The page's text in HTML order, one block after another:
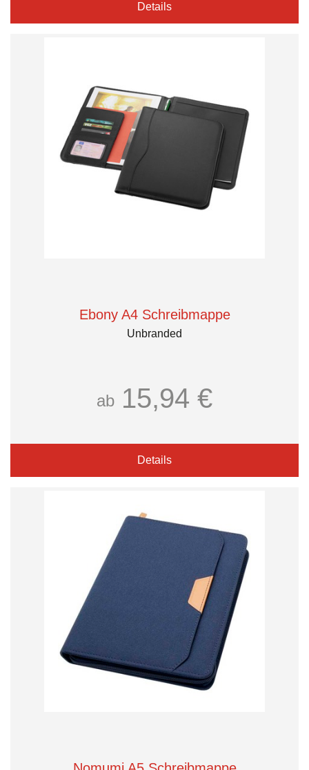
Details
Ebony A4 Schreibmappe
Unbranded
ab 15,94 €
Details